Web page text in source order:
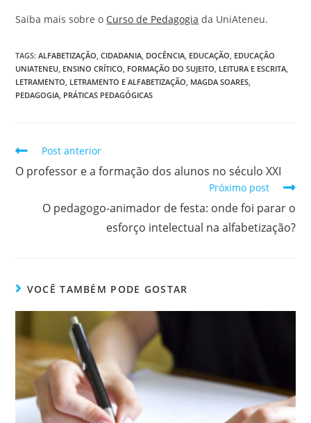
Saiba mais sobre o Curso de Pedagogia da UniAteneu.
TAGS:ALFABETIZAÇÃO CIDADANIA DOCÊNCIA EDUCAÇÃO EDUCAÇÃO
UNIATENEU ENSINO CRÍTICO FORMAÇÃO DO SUJEITO LEITURA E ESCRITA
LETRAMENTO LETRAMENTO E ALFABETIZAÇÃO MAGDA SOARES
PEDAGOGIA PRÁTICAS PEDAGÓGICAS
Post anterior
O professor e a formação dos alunos no século XXI
Próximo post
O pedagogo-animador de festa: onde foi parar o
esforço intelectual na alfabetização?
VOCÊ TAMBÉM PODE GOSTAR